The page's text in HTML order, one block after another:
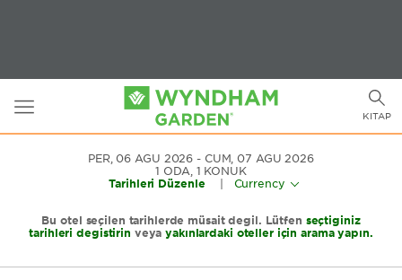
Toggle
navigation
KITAP
PER, 06 AĞU 2026
CUM, 07 AĞU 2026
1 ODA, 1 KONUK
Tarihleri Düzenle
Currency
Bu otel seçilen tarihlerde müsait değil. Lütfen seçtiğiniz
tarihleri değiştirin veyayakınlardaki oteller için arama yapın.